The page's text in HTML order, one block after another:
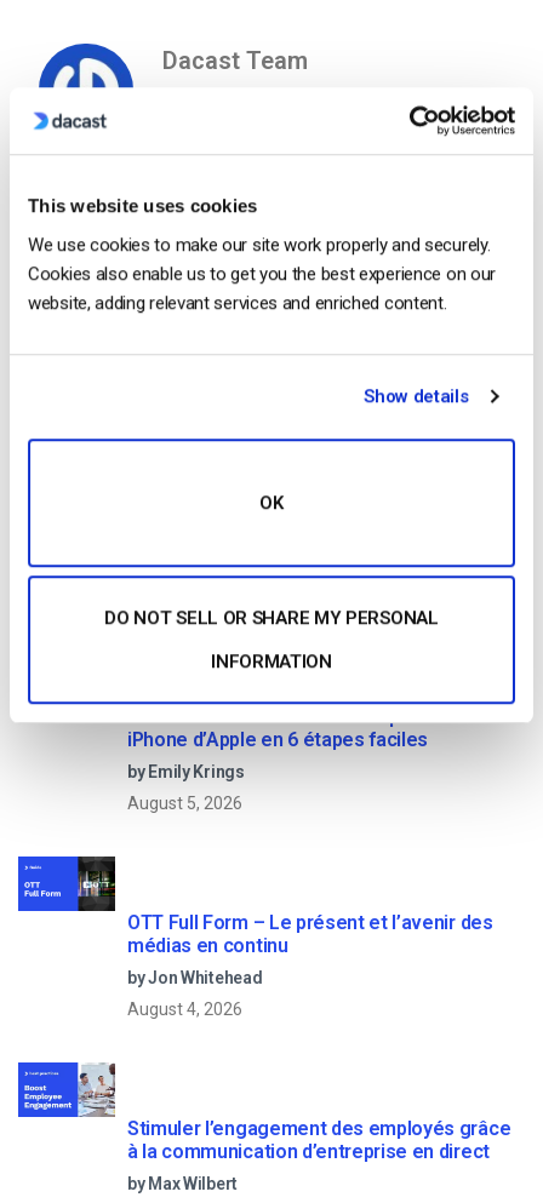
This website uses cookies
We use cookies to make our site work properly and securely.
Cookies also enable us to get you the best experience on our
website, adding relevant services and enriched content.
Show details
OK
DO NOT SELL OR SHARE MY PERSONAL
INFORMATION
Dacast Team
Free 14-Day Trial
No credit card required
Read Next
Comment diffuser en direct à partir d’un
iPhone d’Apple en 6 étapes faciles
by Emily Krings
August 5, 2026
OTT Full Form – Le présent et l’avenir des
médias en continu
by Jon Whitehead
August 4, 2026
Stimuler l’engagement des employés grâce
à la communication d’entreprise en direct
by Max Wilbert